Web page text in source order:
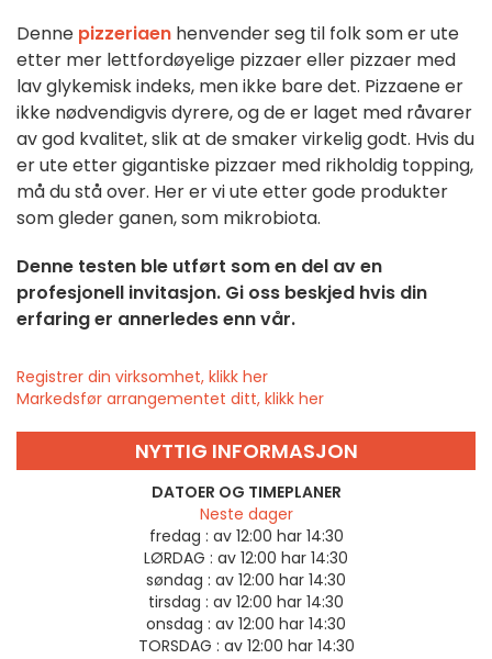
Denne pizzeriaen henvender seg til folk som er ute
etter mer lettfordøyelige pizzaer eller pizzaer med
lav glykemisk indeks, men ikke bare det. Pizzaene er
ikke nødvendigvis dyrere, og de er laget med råvarer
av god kvalitet, slik at de smaker virkelig godt. Hvis du
er ute etter gigantiske pizzaer med rikholdig topping,
må du stå over. Her er vi ute etter gode produkter
som gleder ganen, som mikrobiota.
Denne testen ble utført som en del av en
profesjonell invitasjon. Gi oss beskjed hvis din
erfaring er annerledes enn vår.
Registrer din virksomhet, klikk her
Markedsfør arrangementet ditt, klikk her
NYTTIG INFORMASJON
DATOER OG TIMEPLANER
Neste dager
fredag : av 12:00 har 14:30
LØRDAG : av 12:00 har 14:30
søndag : av 12:00 har 14:30
tirsdag : av 12:00 har 14:30
onsdag : av 12:00 har 14:30
TORSDAG : av 12:00 har 14:30